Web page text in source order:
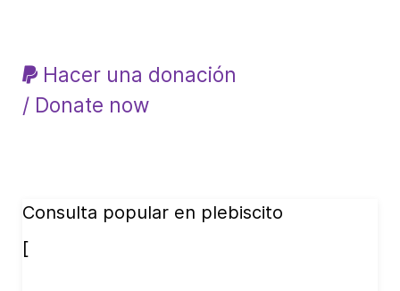
Hacer una donación
/ Donate now
Consulta popular en plebiscito
[